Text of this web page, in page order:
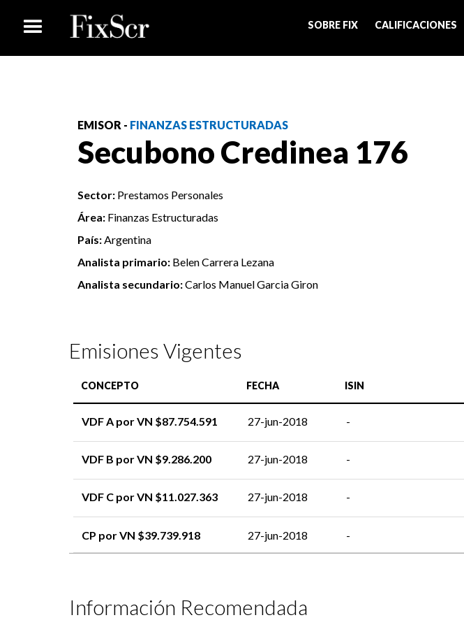
SOBRE FIX CALIFICACIONES
EMISOR - FINANZAS ESTRUCTURADAS
Secubono Credinea 176
Sector: Prestamos Personales
Área: Finanzas Estructuradas
País:Argentina
Analista primario: Belen Carrera Lezana
Analista secundario:Carlos Manuel Garcia Giron
Emisiones Vigentes
CONCEPTO FECHA ISIN
VDF A por VN $87.754.591 27-jun-2018 -
VDF B por VN $9.286.200 27-jun-2018 -
VDF C por VN $11.027.363 27-jun-2018 -
CP por VN $39.739.918 27-jun-2018 -
Información Recomendada